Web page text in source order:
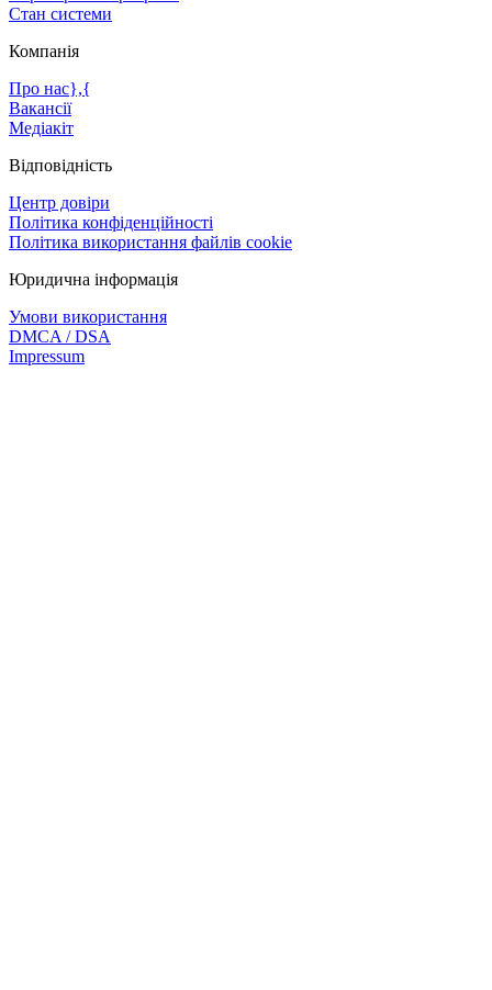
Стан системи
Компанія
Про нас},{
Вакансії
Медіакіт
Відповідність
Центр довіри
Політика конфіденційності
Політика використання файлів cookie
Юридична інформація
Умови використання
DMCA / DSA
Impressum